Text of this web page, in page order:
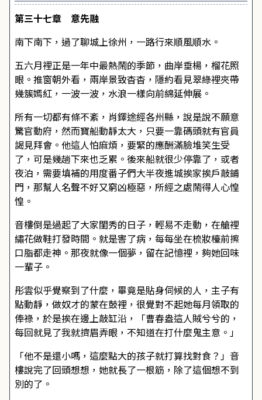
第三十七章 意先融
南下南下，過了聊城上徐州，一路行來順風順水。
五六月裡正是一年中最熱鬧的季節，曲岸垂楊，榴花照
眼。推窗朝外看，兩岸景致杳杳，隱約看見翠綠裡夾帶
幾簇嫣紅，一波一波，水浪一樣向前綿延伸展。
所有一切都有條不紊，肖鐸途經各州縣，說是說不願意
驚官動府，然而寶船動靜太大，只要一靠碼頭就有官員
謁見拜會。他這人怕麻煩，要緊的應酬滿臉堆笑生受
了，可是幾趟下來也乏累。後來船就很少停靠了，或者
夜泊，需要填補的用度番子們大半夜進城挨家挨戶敲鋪
門，那幫人名聲不好又窮凶極惡，所經之處鬧得人心惶
惶。
音樓倒是過起了大家閨秀的日子，輕易不走動，在艙裡
繡花做鞋打發時間。就是害了病，每每坐在梳妝檯前擦
口脂都走神。那夜就像一個夢，留在記憶裡，夠她回味
一輩子。
彤雲似乎覺察到了什麼，畢竟是貼身伺候的人，主子有
點動靜，做奴才的蒙在鼓裡，很覺對不起她每月領取的
俸祿，於是挨在邊上敲缸沿，「曹春盎這人賊兮兮的，
每回就見了我就擠眉弄眼，不知道在打什麼鬼主意。」
「他不是還小嗎，這麼點大的孩子就打算找對食？」音
樓說完了回頭想想，她就長了一根筋，除了這個想不到
別的了。